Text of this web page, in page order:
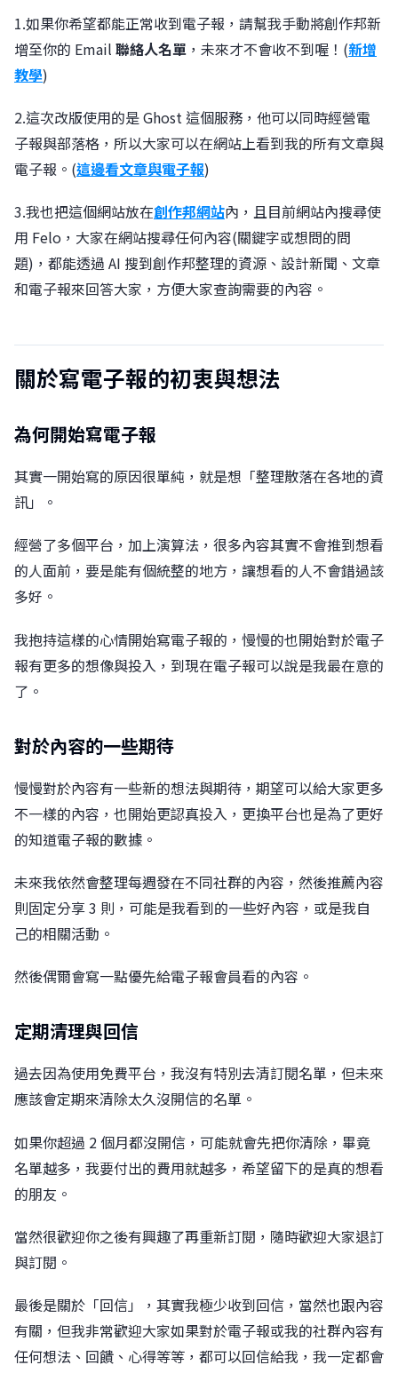
1.如果你希望都能正常收到電子報，請幫我手動將創作邦新
增至你的 Email 聯絡人名單 ，未來才不會收不到喔！(新增
教學)
2.這次改版使用的是 Ghost 這個服務，他可以同時經營電
子報與部落格，所以大家可以在網站上看到我的所有文章與
電子報。(這邊看文章與電子報)
3.我也把這個網站放在創作邦網站內，且目前網站內搜尋使
用 Felo，大家在網站搜尋任何內容(關鍵字或想問的問
題)，都能透過 AI 搜到創作邦整理的資源、設計新聞、文章
和電子報來回答大家，方便大家查詢需要的內容。
關於寫電子報的初衷與想法
為何開始寫電子報
其實一開始寫的原因很單純，就是想「整理散落在各地的資
訊」。
經營了多個平台，加上演算法，很多內容其實不會推到想看
的人面前，要是能有個統整的地方，讓想看的人不會錯過該
多好。
我抱持這樣的心情開始寫電子報的，慢慢的也開始對於電子
報有更多的想像與投入，到現在電子報可以說是我最在意的
了。
對於內容的一些期待
慢慢對於內容有一些新的想法與期待，期望可以給大家更多
不一樣的內容，也開始更認真投入，更換平台也是為了更好
的知道電子報的數據。
未來我依然會整理每週發在不同社群的內容，然後推薦內容
則固定分享 3 則，可能是我看到的一些好內容，或是我自
己的相關活動。
然後偶爾會寫一點優先給電子報會員看的內容。
定期清理與回信
過去因為使用免費平台，我沒有特別去清訂閱名單，但未來
應該會定期來清除太久沒開信的名單。
如果你超過 2 個月都沒開信，可能就會先把你清除，畢竟
名單越多，我要付出的費用就越多，希望留下的是真的想看
的朋友。
當然很歡迎你之後有興趣了再重新訂閱，隨時歡迎大家退訂
與訂閱。
最後是關於「回信」，其實我極少收到回信，當然也跟內容
有關，但我非常歡迎大家如果對於電子報或我的社群內容有
任何想法、回饋、心得等等，都可以回信給我，我一定都會